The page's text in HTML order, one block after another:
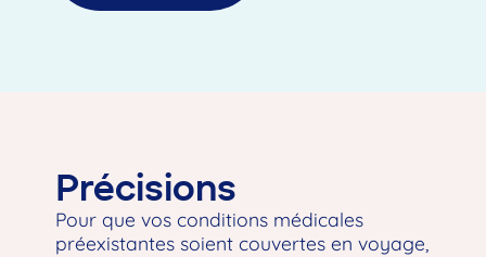
Précisions
Pour que vos conditions médicales
préexistantes soient couvertes en voyage,